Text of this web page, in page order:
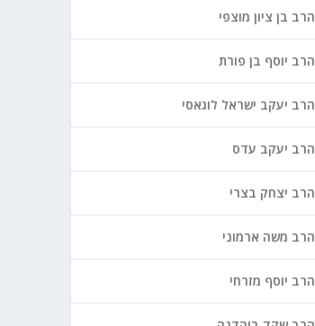
הרב בן ציון מוצפי
הרב יוסף בן פורת
הרב יעקב ישראל לוגאסי
הרב יעקב עדס
הרב יצחק בצרי
הרב משה ארמוני
הרב יוסף מזרחי